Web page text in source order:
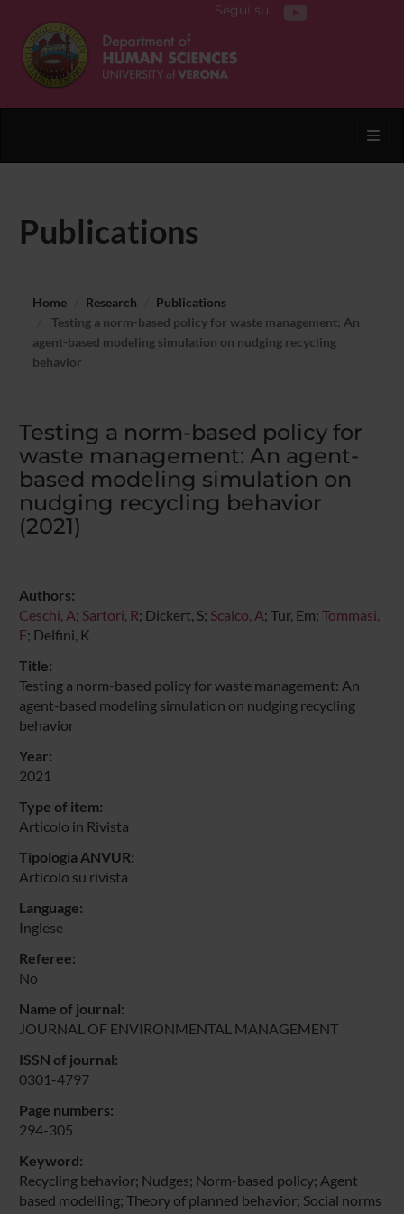
Segui su
Publications
Home Research
Publications
Testing a norm-based policy for waste management: An
agent-based modeling simulation on nudging recycling
behavior
Testing a norm-based policy for
waste management: An agent-
based modeling simulation on
nudging recycling behavior
(2021)
Authors:
Ceschi, A; Sartori, R; Dickert, S; Scalco, A; Tur, Em; Tommasi,
F; Delfini, K
Title:
Testing a norm-based policy for waste management: An
agent-based modeling simulation on nudging recycling
behavior
Year:
2021
Type of item:
Articolo in Rivista
Tipologia ANVUR:
Articolo su rivista
Language:
Inglese
Referee:
No
Name of journal:
JOURNAL OF ENVIRONMENTAL MANAGEMENT
ISSN of journal:
0301-4797
Page numbers:
294-305
Keyword:
Recycling behavior; Nudges; Norm-based policy; Agent
based modelling; Theory of planned behavior; Social norms